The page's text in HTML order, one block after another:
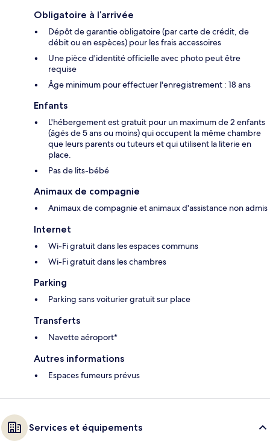
Obligatoire à l’arrivée
Dépôt de garantie obligatoire (par carte de crédit, de
débit ou en espèces) pour les frais accessoires
Une pièce d'identité officielle avec photo peut être
requise
Âge minimum pour effectuer l'enregistrement : 18 ans
Enfants
L'hébergement est gratuit pour un maximum de 2 enfants
(âgés de 5 ans ou moins) qui occupent la même chambre
que leurs parents ou tuteurs et qui utilisent la literie en
place.
Pas de lits-bébé
Animaux de compagnie
Animaux de compagnie et animaux d'assistance non admis
Internet
Wi-Fi gratuit dans les espaces communs
Wi-Fi gratuit dans les chambres
Parking
Parking sans voiturier gratuit sur place
Transferts
Navette aéroport*
Autres informations
Espaces fumeurs prévus
Services et équipements